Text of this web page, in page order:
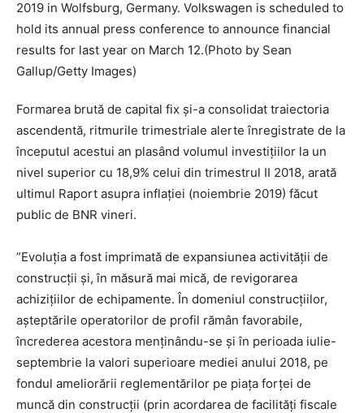
Formarea brută de capital fix și-a consolidat traiectoria
ascendentă, ritmurile trimestriale alerte înregistrate de la
începutul acestui an plasând volumul investițiilor la un
nivel superior cu 18,9% celui din trimestrul II 2018, arată
ultimul Raport asupra inflației (noiembrie 2019) făcut
public de BNR vineri.
”Evoluția a fost imprimată de expansiunea activității de
construcții și, în măsură mai mică, de revigorarea
achizițiilor de echipamente. În domeniul construcțiilor,
așteptările operatorilor de profil rămân favorabile,
încrederea acestora menținându-se și în perioada iulie-
septembrie la valori superioare mediei anului 2018, pe
fondul ameliorării reglementărilor pe piața forței de
muncă din construcții (prin acordarea de facilități fiscale